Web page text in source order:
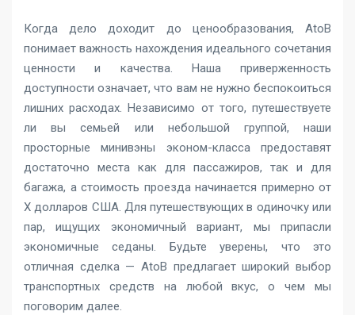
Когда дело доходит до ценообразования, AtoB
понимает важность нахождения идеального сочетания
ценности и качества. Наша приверженность
доступности означает, что вам не нужно беспокоиться
лишних расходах. Независимо от того, путешествуете
ли вы семьей или небольшой группой, наши
просторные минивэны эконом-класса предоставят
достаточно места как для пассажиров, так и для
багажа, а стоимость проезда начинается примерно от
X долларов США. Для путешествующих в одиночку или
пар, ищущих экономичный вариант, мы припасли
экономичные седаны. Будьте уверены, что это
отличная сделка — AtoB предлагает широкий выбор
транспортных средств на любой вкус, о чем мы
поговорим далее.